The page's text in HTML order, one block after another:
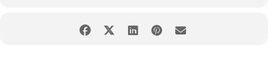
τους ακολουθήσουν θα μπορέσουν να το ανακαλύψουν και να